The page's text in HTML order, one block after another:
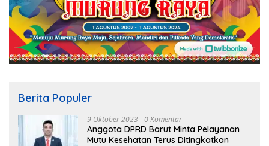
Berita Populer
9 Oktober 2023 0 Komentar
Anggota DPRD Barut Minta Pelayanan
Mutu Kesehatan Terus Ditingkatkan